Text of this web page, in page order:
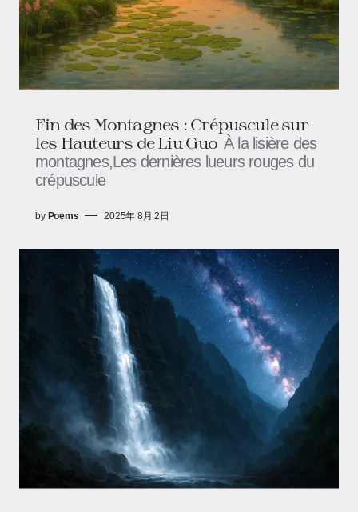
Fin des Montagnes : Crépuscule sur
les Hauteurs de Liu Guo À la lisière des
montagnes,Les dernières lueurs rouges du
crépuscule
by Poems 2025年 8月 2日